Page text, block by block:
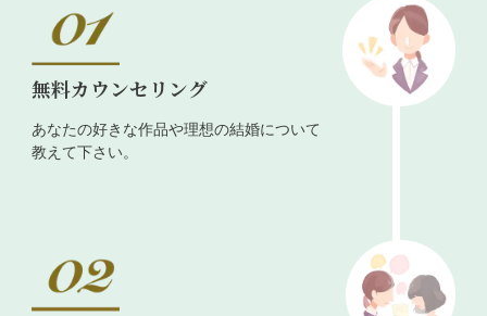
無料カウンセリング
あなたの好きな作品や理想の結婚について
教えて下さい。